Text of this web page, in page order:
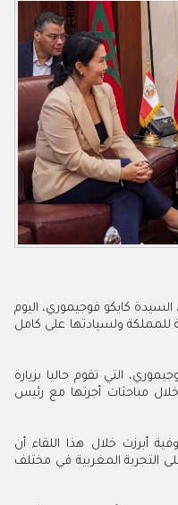
السيدة كايكو فوجيموري، اليوم
للمملكة ولسيادتها على كامل
التي تقوم حاليا بزيارة
مباحثات أجرتها مع رئيس
أبرزت خلال هذا اللقاء أن
التجربة المغربية في مختلف